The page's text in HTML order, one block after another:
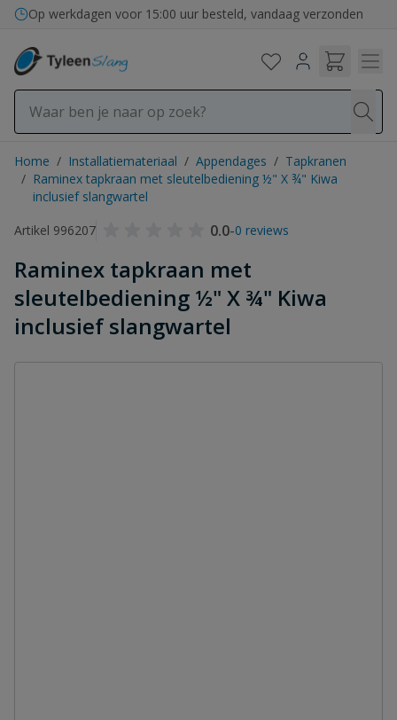
Ga naar de inhoud
Bezorging in binnen- en buitenland
Op werkdagen voor 15:00 uur besteld, vandaag verzonden
Home / Installatiemateriaal / Appendages / Tapkranen
/ Raminex tapkraan met sleutelbediening ½" X ¾" Kiwa
inclusief slangwartel
Artikel 996207
0.0-0 reviews
Raminex tapkraan met
sleutelbediening ½" X ¾" Kiwa
inclusief slangwartel